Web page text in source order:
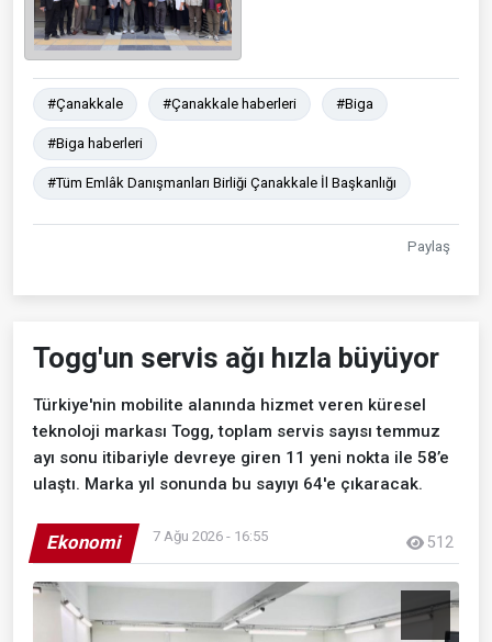
#Çanakkale #Çanakkale haberleri #Biga
#Biga haberleri
#Tüm Emlâk Danışmanları Birliği Çanakkale İl Başkanlığı
Paylaş
Togg'un servis ağı hızla büyüyor
Türkiye'nin mobilite alanında hizmet veren küresel
teknoloji markası Togg, toplam servis sayısı temmuz
ayı sonu itibariyle devreye giren 11 yeni nokta ile 58’e
ulaştı. Marka yıl sonunda bu sayıyı 64'e çıkaracak.
Ekonomi 7 Ağu 2026 - 16:55 512